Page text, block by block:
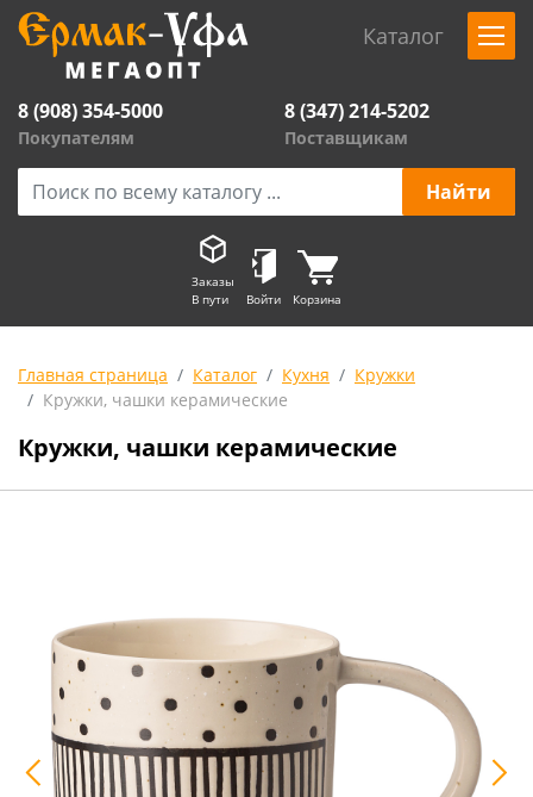
Каталог
8 (908) 354-5000
Покупателям
8 (347) 214-5202
Поставщикам
Заказы
В пути
Войти Корзина
Главная страница Каталог Кухня
Кружки
Кружки, чашки керамические
Кружки, чашки керамические